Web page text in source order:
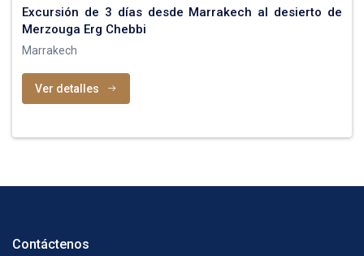
Excursión de 3 días desde Marrakech al desierto de
Merzouga Erg Chebbi
Marrakech
Ver detalles
Contáctenos